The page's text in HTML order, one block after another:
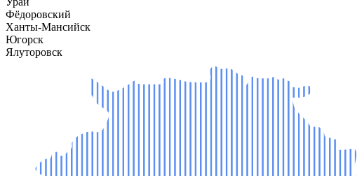
Фёдоровский
Ханты-Мансийск
Югорск
Ялуторовск